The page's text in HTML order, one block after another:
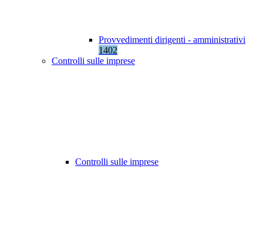
Provvedimenti dirigenti - amministrativi
1402
Controlli sulle imprese
Controlli sulle imprese